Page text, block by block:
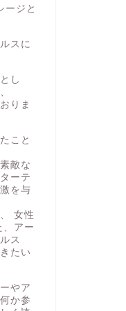
ージと
スに
し
りま
こと
敵な
ーテ
を与
女性
、アー
ス
たい
やア
か参